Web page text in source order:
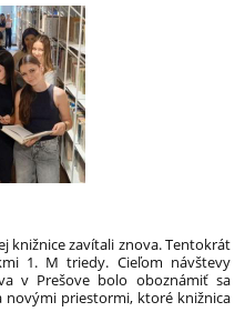
knižnice zavítali znova. Tentokrát
1. M triedy. Cieľom návštevy
v Prešove bolo oboznámiť sa
novými priestormi, ktoré knižnica